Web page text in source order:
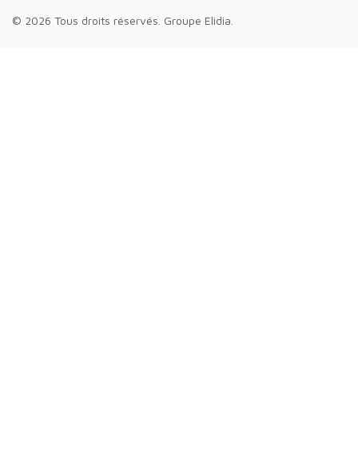
© 2026 Tous droits réservés. Groupe Elidia